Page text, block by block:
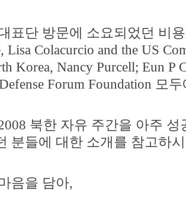
표단 방문에 소요되었던 비
Lisa Colacurcio and the US
Korea, Nancy Purcell; Eun P
Forum Foundation 모
북한 자유 주간을 아주
분들에 대한 소개를 참고하
음을 담아,